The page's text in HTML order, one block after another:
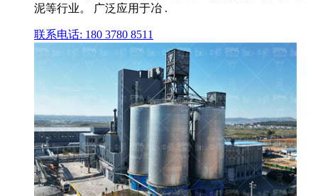
泥等行业。 广泛应用于冶 .
联系电话: 180 3780 8511